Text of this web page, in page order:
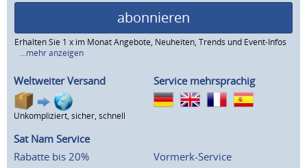
abonnieren
Erhalten Sie 1 x im Monat Angebote, Neuheiten, Trends und Event-Infos
...mehr anzeigen
Weltweiter Versand
Unkompliziert, sicher, schnell
Service mehrsprachig
Sat Nam Service
Rabatte bis 20%
Vormerk-Service